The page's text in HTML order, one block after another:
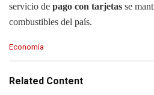
servicio de pago con tarjetas se
combustibles del país.
C
e
Economía
Related Content